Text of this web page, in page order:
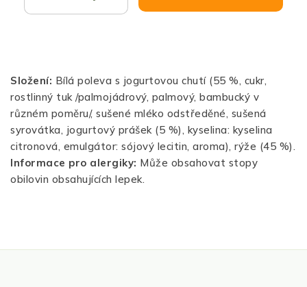
Složení: Bílá poleva s jogurtovou chutí (55 %, cukr,
rostlinný tuk /palmojádrový, palmový, bambucký v
různém poměru/, sušené mléko odstředěné, sušená
syrovátka, jogurtový prášek (5 %), kyselina: kyselina
citronová, emulgátor: sójový lecitin, aroma), rýže (45 %).
Informace pro alergiky: Může obsahovat stopy
obilovin obsahujících lepek.